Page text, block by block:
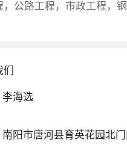
，公路工程，市政工程，
李海选
南阳市唐河县育英花园北